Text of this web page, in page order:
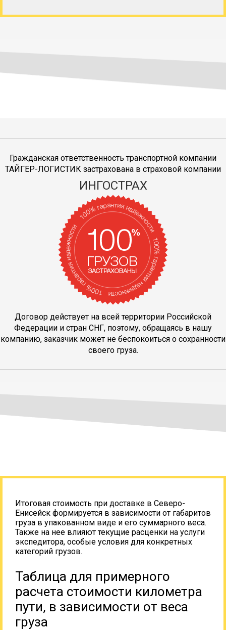
Гражданская ответственность транспортной компании
ТАЙГЕР-ЛОГИСТИК застрахована в страховой компании
ИНГОСТРАХ
Договор действует на всей территории Российской
Федерации и стран СНГ, поэтому, обращаясь в нашу
компанию, заказчик может не беспокоиться о сохранности
своего груза.
Итоговая стоимость при доставке в Северо-
Енисейск формируется в зависимости от габаритов
груза в упакованном виде и его суммарного веса.
Также на нее влияют текущие расценки на услуги
экспедитора, особые условия для конкретных
категорий грузов.
Таблица для примерного
расчета стоимости километра
пути, в зависимости от веса
груза